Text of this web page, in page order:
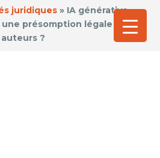
juridiques» IA générative
présomption légale
?